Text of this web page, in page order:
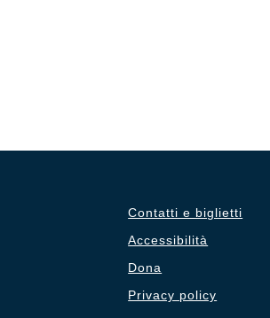
Contatti e biglietti
Accessibilità
Dona
Privacy policy